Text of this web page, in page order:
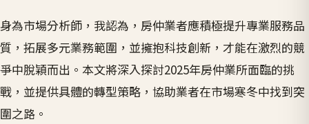
身為市場分析師，我認為，房仲業者應積極提升專業服務品
質，拓展多元業務範圍，並擁抱科技創新，才能在激烈的競
爭中脫穎而出。本文將深入探討2025年房仲業所面臨的挑
戰，並提供具體的轉型策略，協助業者在市場寒冬中找到突
圍之路。